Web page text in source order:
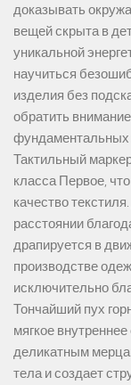
доказывать
вещей скрыта в
уникальной
научиться
изделия без
обратить
фундаментальных
Тактильный
класса Первое,
качество
расстоянии
драпируется в
производстве
исключительно
Тончайший пух
мягкое
деликатным
тела и создает